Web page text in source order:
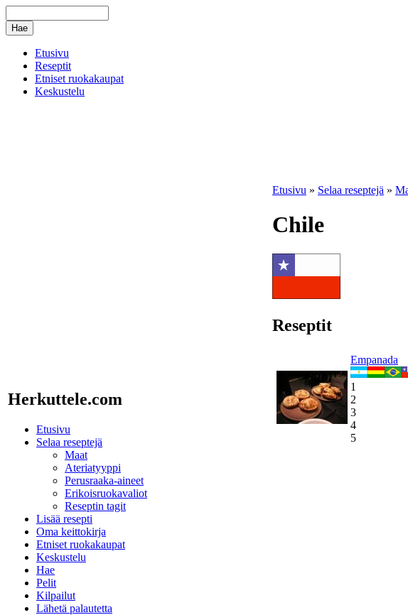
Etusivu
Reseptit
Etniset ruokakaupat
Keskustelu
Herkuttele.com
Etusivu
Selaa reseptejä
Maat
Ateriatyyppi
Perusraaka-aineet
Erikoisruokavaliot
Reseptin tagit
Lisää resepti
Oma keittokirja
Etniset ruokakaupat
Keskustelu
Hae
Pelit
Kilpailut
Lähetä palautetta
Etusivu » Selaa reseptejä »
Chile
Reseptit
Empanada
1
2
3
4
5